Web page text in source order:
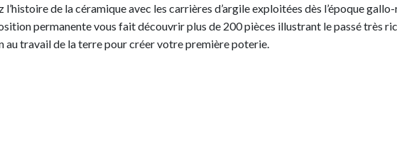
l’histoire de la céramique avec les carrières d’argile exploitées dès l’époque
permanente vous fait découvrir plus de 200 pièces illustrant le passé très
au travail de la terre pour créer votre première poterie.